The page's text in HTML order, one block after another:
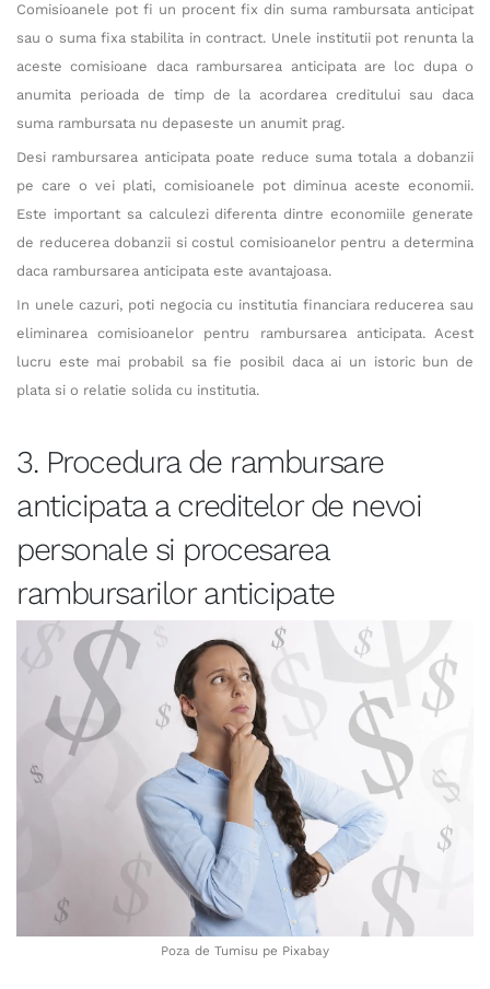
Comisioanele pot fi un procent fix din suma rambursata anticipat
sau o suma fixa stabilita in contract. Unele institutii pot renunta la
aceste comisioane daca rambursarea anticipata are loc dupa o
anumita perioada de timp de la acordarea creditului sau daca
suma rambursata nu depaseste un anumit prag.
Desi rambursarea anticipata poate reduce suma totala a dobanzii
pe care o vei plati, comisioanele pot diminua aceste economii.
Este important sa calculezi diferenta dintre economiile generate
de reducerea dobanzii si costul comisioanelor pentru a determina
daca rambursarea anticipata este avantajoasa.
In unele cazuri, poti negocia cu institutia financiara reducerea sau
eliminarea comisioanelor pentru rambursarea anticipata. Acest
lucru este mai probabil sa fie posibil daca ai un istoric bun de
plata si o relatie solida cu institutia.
3. Procedura de rambursare
anticipata a creditelor de nevoi
personale si procesarea
rambursarilor anticipate
Poza de Tumisu pe Pixabay